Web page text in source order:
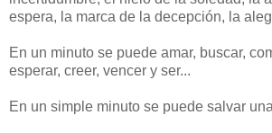
espera, la marca de la decepción, la
En un minuto se puede amar, buscar,
esperar, creer, vencer y ser...
En un simple minuto se puede salvar